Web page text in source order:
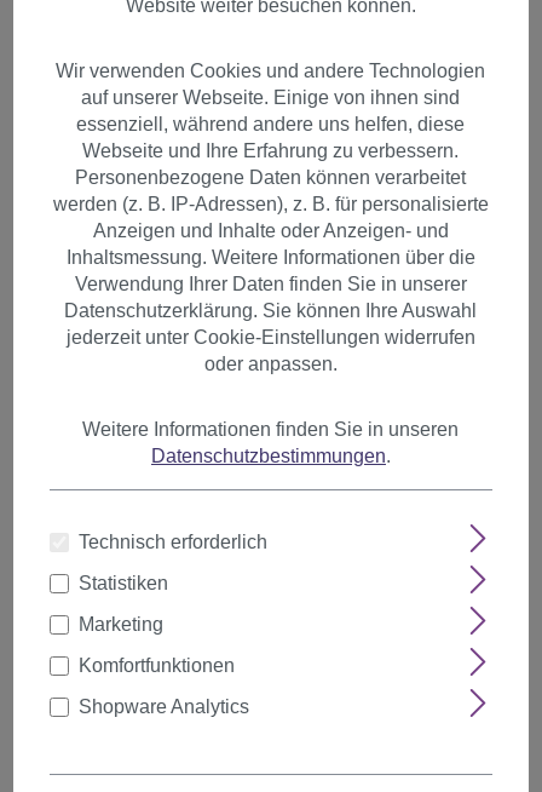
1 Clip Extension Strähne glatt
65 cm Dunkelbraun YZF-
P1S25-3
Website weiter besuchen können.
Wir verwenden Cookies und andere Technologien
auf unserer Webseite. Einige von ihnen sind
essenziell, während andere uns helfen, diese
Webseite und Ihre Erfahrung zu verbessern.
Personenbezogene Daten können verarbeitet
werden (z. B. IP-Adressen), z. B. für personalisierte
Anzeigen und Inhalte oder Anzeigen- und
Inhaltsmessung. Weitere Informationen über die
Verwendung Ihrer Daten finden Sie in unserer
Datenschutzerklärung. Sie können Ihre Auswahl
jederzeit unter Cookie-Einstellungen widerrufen
oder anpassen.
Weitere Informationen finden Sie in unseren
Datenschutzbestimmungen.
Technisch erforderlich
Statistiken
Marketing
Komfortfunktionen
Shopware Analytics